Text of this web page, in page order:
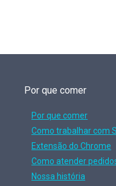
Por que comer
Por que comer
Como trabalhar com
Extensão do Chrome
Como atender
Nossa história